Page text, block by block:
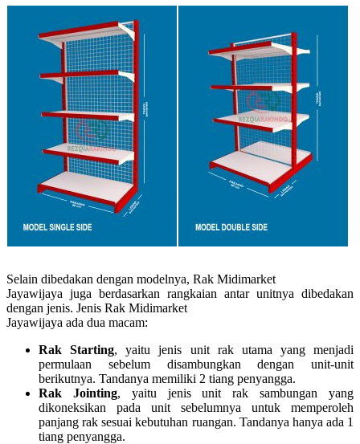
Selain dibedakan dengan modelnya, Rak Midimarket
Jayawijaya juga berdasarkan rangkaian antar unitnya dibedakan
dengan jenis. Jenis Rak Midimarket
Jayawijaya ada dua macam:
Rak Starting, yaitu jenis unit rak utama yang menjadi
permulaan sebelum disambungkan dengan unit-unit
berikutnya. Tandanya memiliki 2 tiang penyangga.
Rak Jointing, yaitu jenis unit rak sambungan yang
dikoneksikan pada unit sebelumnya untuk memperoleh
panjang rak sesuai kebutuhan ruangan. Tandanya hanya ada 1
tiang penyangga.